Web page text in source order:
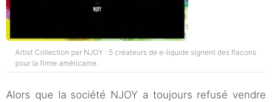
Artist Collection par NJOY : 5 créateurs de e-liquide signent des flacons
pour la firme américaine.
Alors que la société NJOY a toujours refusé vendre